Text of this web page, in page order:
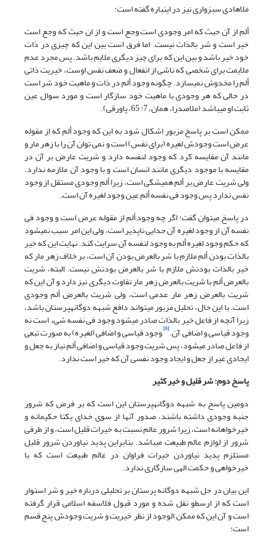
ملاهادی سبزواری نیز در این‏باره گفته است:
ألم از آن حیث که امر وجودی است وجع است و از ان حیث که وجع است
خیر است و شر بالذات نیست. اما فرق است بین این که چیزی در ذات
خود خیر باشد و بین این که برای چیز دیگری ملایم باشد. پس مجرد عدم
ملایمت برای شخصی که ناشی از انفعال و ضعف نفس اوست، خیریت ذاتی
ألم را مخدوش نمی‏سازد. چگونه وجود ألم در ذات و ماهیت خود شر است
در حالی که هر وجودی با ماهیت خود سازگار است و مورد سوال عین
ثابت او می‏باشد (ملاصدرا، همان، 7: 65، پاورقی).
ممکن است بر پاسخ مزبور اشکال شود به این که وجود ألم که از مقوله
عرض است وجودش لغیره (برای نفس) است و نمی توان آن را با زهر مار و
مانند آن مقایسه کرد که وجود لنفسه دارد و شریت عارض بر آن در
مقایسه با موجود دیگری مانند انسان است و با وجود آن ملازمه ندارد.
ولی شریت عارض بر ألم همیشگی است، زیرا ألم وجودی مستقل از وجود
نفس ندارد پس وجود فی نفسه ألم عین وجود لغیره آن است.
در پاسخ می‏توان گفت: اگر چه وجود ألم از مقوله عرض است و وجود فی
نفسه آن از وجود لغیره آن جدایی ناپذیر است، ولی این امر سبب نمی‏شود
که حکم وجود لغیره ألم به وجود لنفسه آن سرایت کند. نهایت این که خیر
بالذات بودن ألم ملازم با شر بالعرض بودن آن است، بر خلاف زهر مار که
خیر بالذات بودنش ملازم با شر بالعرض بودنش نیست. البته، شریت
بالعرض ألم با شریت بالعرض زهر مار تفاوت دیگری نیز دارد و آن این که
شریت بالعرض زهر مار عدمی است، ولی شریت بالعرض ألم وجودی
است. با این حال، تحلیل مزبور می‏تواند دافع شبهه دوگانه‏پرستان باشد،
زیرا آنچه از فاعل خیر بالذات صادر می‏شود وجود فی نفسه شیء است نه
وجود قیاسی و اضافی آن.[6] وجود قیاسی و اضافی (لغیره) به صورت تبعی
از فاعل صادر می‏شود، پس شریت وجود قیاسی و اضافی ألم نیاز به جعل و
ایجادی غیر از جعل و ایجاد وجود نفسی آن که خیر است ندارد.
پاسخ دوم: شر قلیل و خیر کثیر
دومین پاسخ به شبهه دوگانه‏پرستان این است که بر فرض که شرور
جنبه وجودی داشته باشند، صدور آنها از سوی خدای یکتا حکیمانه و
خیرخواهانه است، زیرا شرور عالم نسبت به خیرات قلیل است، و از طرفی
شرور از لوازم عالم طبیعت می‏باشد. بنابراین پدید نیاوردن شرور قلیل
مستلزم پدید نیاوردن خیرات فراوان در عالم طبیعت است که با
خیرخواهی و حکمت الهی سازگاری ندارد.
این بیان در حل شبهه دوگانه پرستان بر تحلیلی درباره خیر و شر استوار
است که از ارسطو نقل شده و مورد قبول فلاسفه اسلامی قرار گرفته
است و آن این که ممکن الوجود از نظر خیریت و شریت وجودش پنج قسم
است: